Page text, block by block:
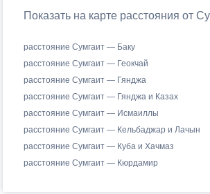
Показать на карте расстояния от
расстояние Сумгаит — Баку
расстояние Сумгаит — Геокчай
расстояние Сумгаит — Гянджа
расстояние Сумгаит — Гянджа и Казах
расстояние Сумгаит — Исмаиллы
расстояние Сумгаит — Кельбаджар и Лачын
расстояние Сумгаит — Куба и Хачмаз
расстояние Сумгаит — Кюрдамир